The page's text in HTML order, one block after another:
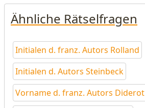
Ähnliche Rätselfragen
Initialen d. franz. Autors Rolland
Initialen d. Autors Steinbeck
Vorname d. franz. Autors Diderot